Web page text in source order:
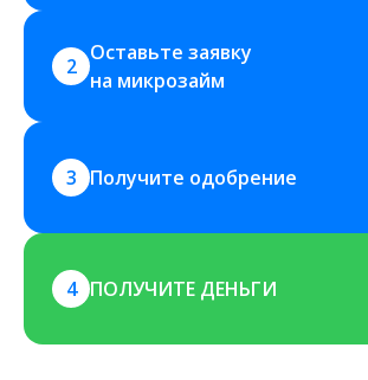
2
Оставьте заявку
на микрозайм
3 Получите одобрение
4 ПОЛУЧИТЕ ДЕНЬГИ